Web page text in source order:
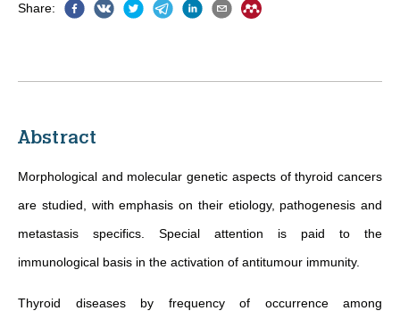
Share:
Abstract
Morphological and molecular genetic aspects of thyroid cancers
are studied, with emphasis on their etiology, pathogenesis and
metastasis specifics. Special attention is paid to the
immunological basis in the activation of antitumour immunity.
Thyroid diseases by frequency of occurrence among